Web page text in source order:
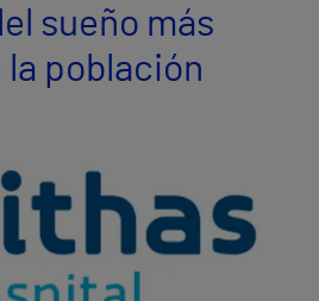
sueño más
población